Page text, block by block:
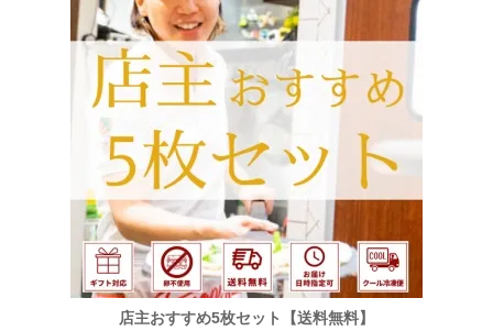
店主おすすめ5枚セット【送料無料】